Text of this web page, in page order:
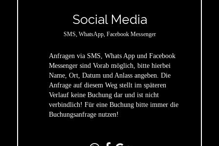
Social Media
SMS, WhatsApp, Facebook Messenger
Anfragen via SMS, Whats App und Facebook
Messenger sind Vorab möglich, bitte hierbei
Name, Ort, Datum und Anlass angeben. Die
Anfrage auf diesem Weg stellt im späteren
Verlauf keine Buchung dar und ist nicht
verbindlich! Für eine Buchung bitte immer die
Buchungsanfrage nutzen!